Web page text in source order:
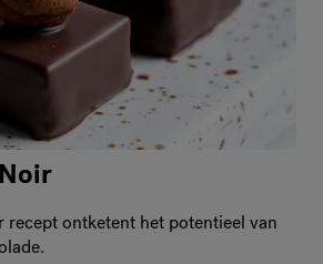
recept ontketent het potentieel van